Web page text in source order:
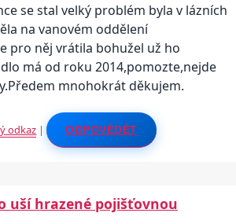
se stal velký problém byla v lázních
na vanovém oddělení
pro něj vrátila bohužel už ho
má od roku 2014,pomozte,nejde
mnohokrát děkujem.
odkaz | ODPOVĚDĚT
uší hrazené pojišťovnou